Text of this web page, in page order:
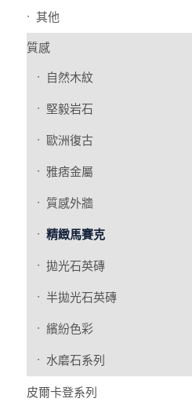
其他
質感
自然木紋
堅毅岩石
歐洲復古
雅痞金屬
質感外牆
精緻馬賽克
拋光石英磚
半拋光石英磚
繽紛色彩
水磨石系列
皮爾卡登系列